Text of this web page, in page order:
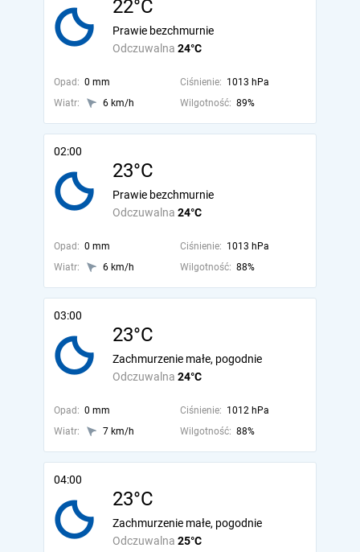
22°C
Odczuwalna 24°C
Prawie bezchmurnie
Opad: 0 mm Ciśnienie: 1013 hPa
Wiatr:
6 km/h Wilgotność: 89%
02:00
23°C
Odczuwalna 24°C
Prawie bezchmurnie
Opad: 0 mm Ciśnienie: 1013 hPa
Wiatr:
6 km/h Wilgotność: 88%
03:00
23°C
Odczuwalna 24°C
Zachmurzenie małe, pogodnie
Opad: 0 mm Ciśnienie: 1012 hPa
Wiatr:
7 km/h Wilgotność: 88%
04:00
23°C
Odczuwalna 25°C
Zachmurzenie małe, pogodnie